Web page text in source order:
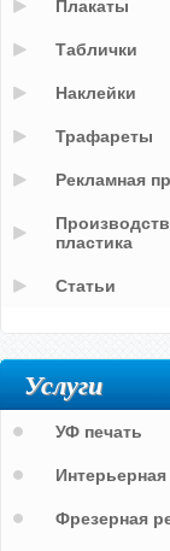
Плакаты
Таблички
Наклейки
Трафареты
Рекламная
пластика
Статьи
Услуги
УФ печать
Интерьерная
Фрезерная